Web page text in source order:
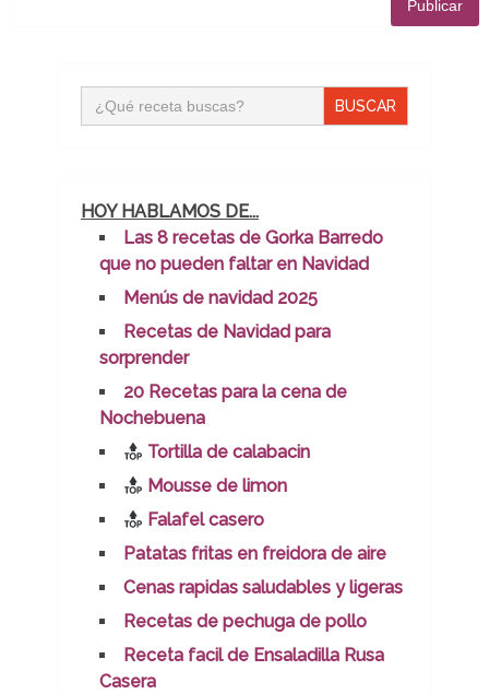
Buscar:
HOY HABLAMOS DE...
Las 8 recetas de Gorka Barredo
que no pueden faltar en Navidad
Menús de navidad 2025
Recetas de Navidad para
sorprender
20 Recetas para la cena de
Nochebuena
Tortilla de calabacin
Mousse de limon
Falafel casero
Patatas fritas en freidora de aire
Cenas rapidas saludables y ligeras
Recetas de pechuga de pollo
Receta facil de Ensaladilla Rusa
Casera